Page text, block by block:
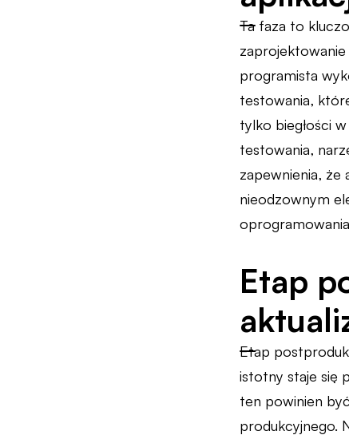
Ta faza to
programista
testowania,
tylko biegłości
testowania,
zapewnienia, że
nieodzownym
Etap
Etap
istotny staje się
ten powinien
produkcyjnego.